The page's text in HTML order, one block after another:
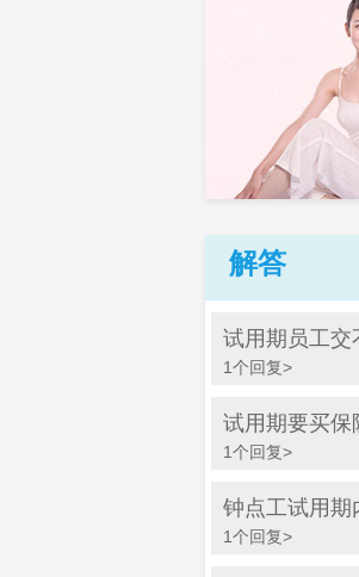
解答
试用期员工交
1个回复>
试用期要买保
1个回复>
钟点工试用期
1个回复>